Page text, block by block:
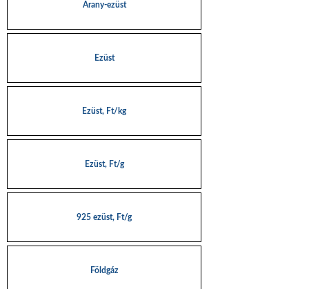
Arany-ezüst
Ezüst
Ezüst, Ft/kg
Ezüst, Ft/g
925 ezüst, Ft/g
Földgáz